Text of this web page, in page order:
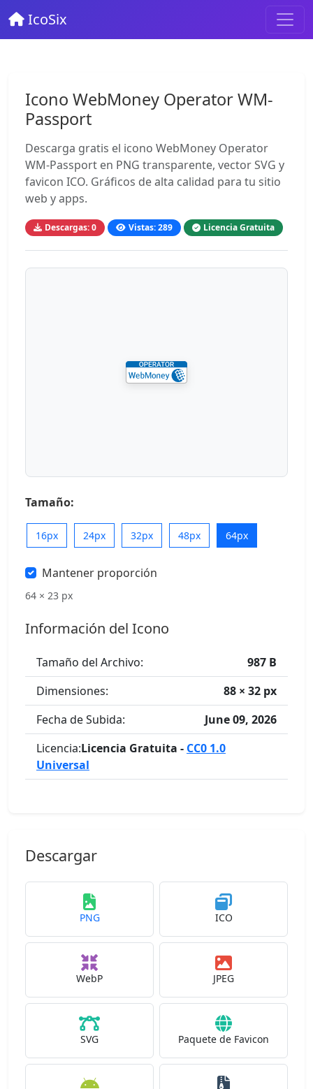
IcoSix
Icono WebMoney Operator WM-
Passport
Descarga gratis el icono WebMoney Operator
WM-Passport en PNG transparente, vector SVG y
favicon ICO. Gráficos de alta calidad para tu sitio
web y apps.
Descargas: 0 Vistas: 289 Licencia Gratuita
Tamaño:
16px 24px 32px 48px 64px
Mantener proporción
64 × 23 px
Información del Icono
Tamaño del Archivo:
987 B
Dimensiones:
88 × 32 px
Fecha de Subida:
June 09, 2026
Licencia:Licencia Gratuita - CC0 1.0
Universal
Descargar
PNG ICO
WebP JPEG
SVG Paquete de Favicon